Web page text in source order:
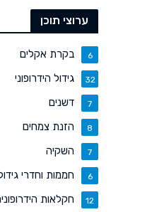
ערוצי תוכן
בקרת אקלים 6
גידול הידרופוני 32
דשנים 7
הזנת צמחים 8
השקיה 7
חממות וחדרי 6
חקלאות 12